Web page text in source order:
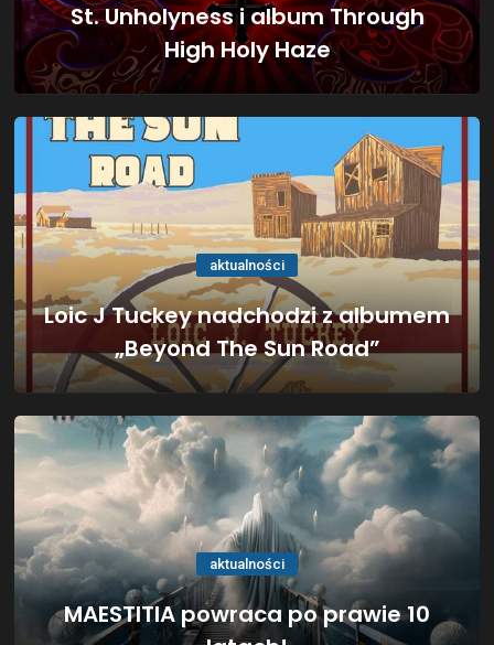
St. Unholyness i album Through
High Holy Haze
aktualności
Loic J Tuckey nadchodzi z albumem
„Beyond The Sun Road”
aktualności
MAESTITIA powraca po prawie 10